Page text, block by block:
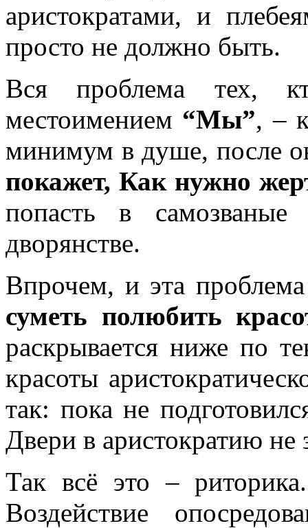
аристократами, и
просто не должно быть.
Вся проблема тех,
местоимением “Мы”, –
минимум в душе, после
покажет, Как нужно
попасть в
дворянстве.
Впрочем, и эта
суметь полюбить
раскрывается ниже по
красоты
так: пока не
Двери в аристократию не
Так всё это –
Воздействие